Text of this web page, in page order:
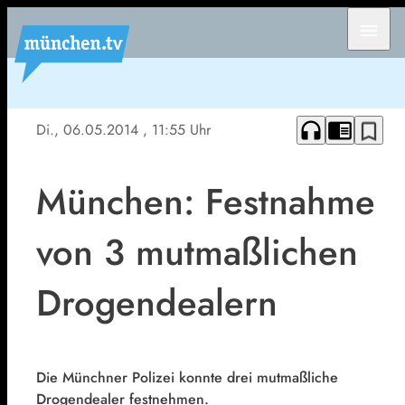
Di., 06.05.2014 , 11:55 Uhr headphones chrome_reader_mode bookmark_border
München: Festnahme
von 3 mutmaßlichen
Drogendealern
Die Münchner Polizei konnte drei mutmaßliche
Drogendealer festnehmen.